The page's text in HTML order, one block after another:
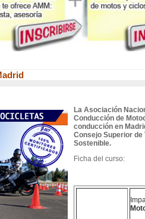
La Asociación
Conducción de
conducción en
Consejo Superior de
Sostenible.
Ficha del curso: